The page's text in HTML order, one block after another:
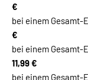
€
bei einem Gesamt-
€
bei einem Gesamt-
11,99 €
bei einem Gesamt-